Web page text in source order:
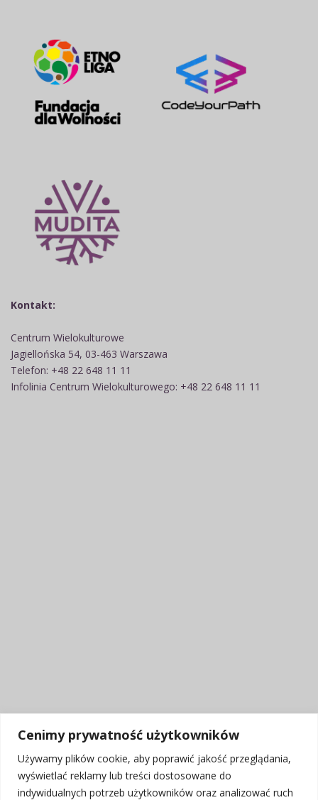
Cenimy prywatność użytkowników
Używamy plików cookie, aby poprawić jakość przeglądania,
wyświetlać reklamy lub treści dostosowane do
indywidualnych potrzeb użytkowników oraz analizować ruch
Kontakt:
Centrum Wielokulturowe
Jagiellońska 54, 03-463 Warszawa
Telefon: +48 22 648 11 11
Infolinia Centrum Wielokulturowego: +48 22 648 11 11
Godziny pracy Centrum:
Poniedziałek - Piątek: 10:00 - 20:00